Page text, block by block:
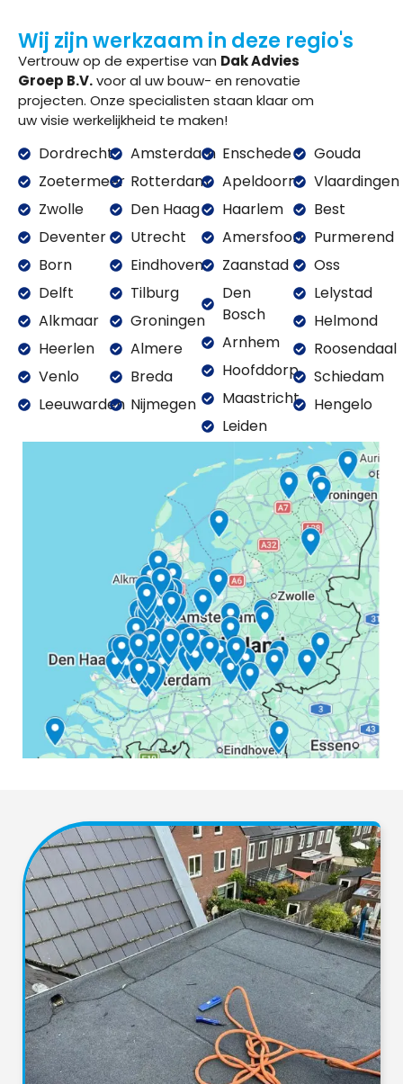
Wij zijn werkzaam in deze regio's
Vertrouw op de expertise van Dak Advies
Groep B.V.voor al uw bouw- en renovatie
projecten. Onze specialisten staan klaar om
uw visie werkelijkheid te maken!
Dordrecht
Zoetermeer
Zwolle
Deventer
Born
Delft
Alkmaar
Heerlen
Venlo
Leeuwarden
Amsterdam
Rotterdam
Den Haag
Utrecht
Eindhoven
Tilburg
Groningen
Almere
Breda
Nijmegen
Enschede
Apeldoorn
Haarlem
Amersfoort
Zaanstad
Den
Bosch
Arnhem
Hoofddorp
Maastricht
Leiden
Gouda
Vlaardingen
Best
Purmerend
Oss
Lelystad
Helmond
Roosendaal
Schiedam
Hengelo